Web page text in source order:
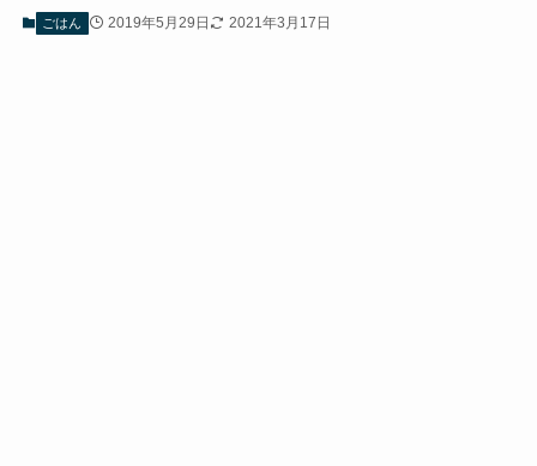
ごはん 2019年5月29日 2021年3月17日